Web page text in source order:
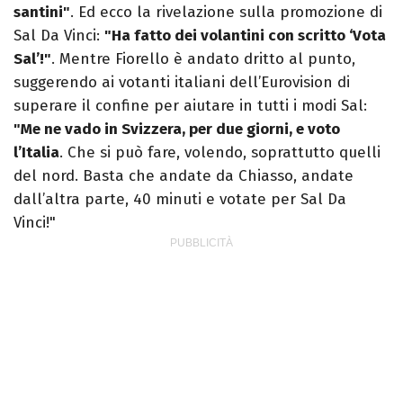
santini". Ed ecco la rivelazione sulla promozione di
Sal Da Vinci: "Ha fatto dei volantini con scritto ‘Vota
Sal’!". Mentre Fiorello è andato dritto al punto,
suggerendo ai votanti italiani dell’Eurovision di
superare il confine per aiutare in tutti i modi Sal:
"Me ne vado in Svizzera, per due giorni, e voto
l’Italia. Che si può fare, volendo, soprattutto quelli
del nord. Basta che andate da Chiasso, andate
dall’altra parte, 40 minuti e votate per Sal Da
Vinci!"